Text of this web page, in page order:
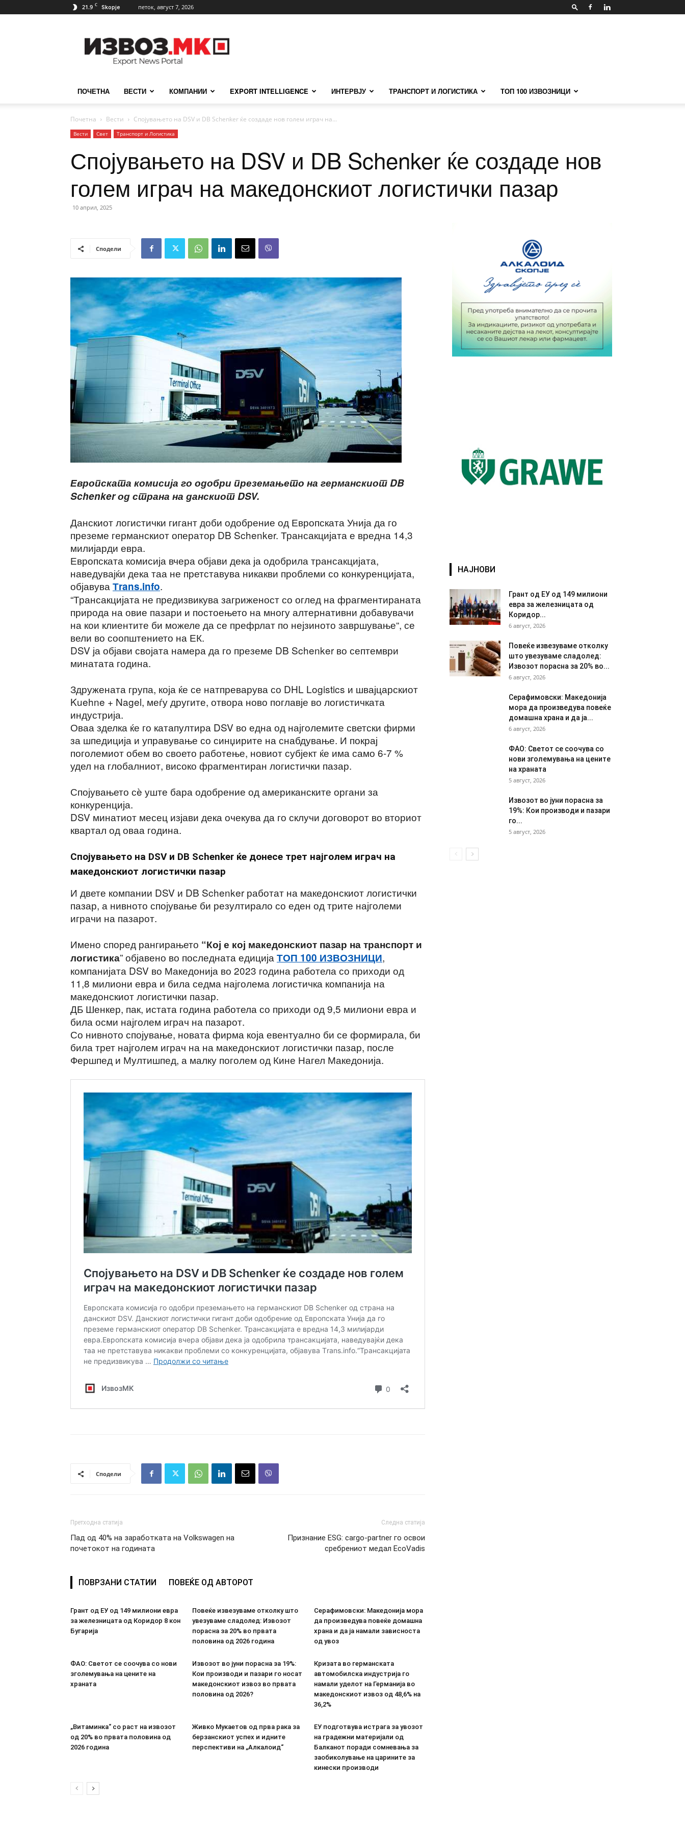
21.9 C Skopje петок, август 7, 2026
ПОЧЕТНА ВЕСТИ КОМПАНИИ EXPORT INTELLIGENCE ИНТЕРВЈУ ТРАНСПОРТ И ЛОГИСТИКА ТОП 100 ИЗВОЗНИЦИ
Почетна Вести Спојувањето на DSV и DB Schenker ќе создаде нов голем играч на...
Вести Свет Транспорт и Логистика
Спојувањето на DSV и DB Schenker ќе создаде нов
голем играч на македонскиот логистички пазар
10 април, 2025
Сподели
Европската комисија го одобри преземањето на германскиот DB
Schenker од страна на данскиот DSV.
Данскиот логистички гигант доби одобрение од Европската Унија да го
преземе германскиот оператор DB Schenker. Трансакцијата е вредна 14,3
милијарди евра.
Европската комисија вчера објави дека ја одобрила трансакцијата,
наведувајќи дека таа не претставува никакви проблеми со конкуренцијата,
објавува Тrans.info.
“Трансакцијата не предизвикува загриженост со оглед на фрагментираната
природа на овие пазари и постоењето на многу алтернативни добавувачи
на кои клиентите би можеле да се префрлат по нејзиното завршување“, се
вели во соопштението на ЕК.
DSV ја објави својата намера да го преземе DB Schenker во септември
минатата година.
Здружената група, која ќе се натпреварува со DHL Logistics и швајцарскиот
Kuehne + Nagel, меѓу другите, отвора ново поглавје во логистичката
индустрија.
Оваа зделка ќе го катапултира DSV во една од најголемите светски фирми
за шпедиција и управување со синџирите на снабдување. И покрај
поголемиот обем во своето работење, новиот субјект ќе има само 6-7 %
удел на глобалниот, високо фрагментиран логистички пазар.
Спојувањето сè уште бара одобрение од американските органи за
конкуренција.
DSV минатиот месец изјави дека очекува да го склучи договорот во вториот
квартал од оваа година.
Спојувањето на DSV и DB Schenker ќе донесе трет најголем играч на
македонскиот логистички пазар
И двете компании DSV и DB Schenker работат на македонскиот логистички
пазар, а нивното спојување би резултирало со еден од трите најголеми
играчи на пазарот.
Имено според рангирањето “Кој е кој македонскиот пазар на транспорт и
логистика” објавено во последната едиција ТОП 100 ИЗВОЗНИЦИ,
компанијата DSV во Македонија во 2023 година работела со приходи од
11,8 милиони евра и била седма најголема логистичка компанија на
македонскиот логистички пазар.
ДБ Шенкер, пак, истата година работела со приходи од 9,5 милиони евра и
била осми најголем играч на пазарот.
Со нивното спојување, новата фирма која евентуално би се формирала, би
била трет најголем играч на на македонскиот логистички пазар, после
Фершпед и Мултишпед, а малку поголем од Кине Нагел Македонија.
Сподели
Претходна статија
Пад од 40% на заработката на Volkswagen на
почетокот на годината
Следна статија
Признание ESG: cargo-partner го освои
сребрениот медал EcoVadis
ПОВРЗАНИ СТАТИИ ПОВЕЌЕ ОД АВТОРОТ
Грант од ЕУ од 149 милиони евра
за железницата од Коридор 8 кон
Бугарија
Повеќе извезуваме отколку што
увезуваме сладолед: Извозот
порасна за 20% во првата
половина од 2026 година
Серафимовски: Македонија мора
да произведува повеќе домашна
храна и да ја намали зависноста
од увоз
ФАО: Светот се соочува со нови
зголемувања на цените на
храната
Извозот во јуни порасна за 19%:
Кои производи и пазари го носат
македонскиот извоз во првата
половина од 2026?
Кризата во германската
автомобилска индустрија го
намали уделот на Германија во
македонскиот извоз од 48,6% на
36,2%
„Витаминка“ со раст на извозот
од 20% во првата половина од
2026 година
Живко Мукаетов од прва рака за
берзанскиот успех и идните
перспективи на „Алкалоид“
ЕУ подготвува истрага за увозот
на градежни материјали од
Балканот поради сомневања за
заобиколување на царините за
кинески производи
НАЈНОВИ
Грант од ЕУ од 149 милиони
евра за железницата од
Коридор...
6 август, 2026
Повеќе извезуваме отколку
што увезуваме сладолед:
Извозот порасна за 20% во...
6 август, 2026
Серафимовски: Македонија
мора да произведува повеќе
домашна храна и да ја...
6 август, 2026
ФАО: Светот се соочува со
нови зголемувања на цените
на храната
5 август, 2026
Извозот во јуни порасна за
19%: Кои производи и пазари
го...
5 август, 2026